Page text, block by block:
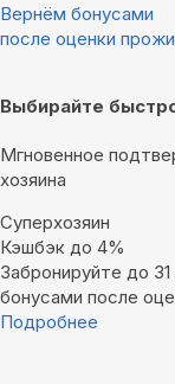
Вернём бонусами
после оценки
Выбирайте
Мгновенное
хозяина
Суперхозяин
Кэшбэк до 4%
Забронируйте до
бонусами после
Подробнее